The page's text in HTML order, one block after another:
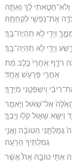
וְלֹא־חָטָ֣אתִי לָ֔ךְ וְאַתָּ֛ה
אֶת־נַפְשִׁ֖י לְקַחְתָּֽהּ׃
וְיָדִ֖י לֹ֥א תִֽהְיֶה־בָּֽךְ׃
וְיָדִ֖י לֹ֥א תִֽהְיֶה־בָּֽךְ׃
רֹדֵ֑ף אַֽחֲרֵי֙ כֶּ֣לֶב מֵ֔ת
אַחֲרֵ֖י פַּרְעֹ֥שׁ אֶחָֽד׃
וְיִשְׁפְּטֵ֖נִי מִיָּדֶֽךָ׃
אֶל־שָׁא֔וּל וַיֹּ֣אמֶר
וַיִּשָּׂ֥א שָׁא֛וּל קֹל֖וֹ וַיֵּֽבְךְּ׃
גְּמַלְתַּ֣נִי הַטּוֹבָ֔ה וַאֲנִ֖י
גְּמַלְתִּ֥יךָ הָרָעָֽה׃
אִתִּ֖י טוֹבָ֑ה אֵת֩ אֲשֶׁ֨ר